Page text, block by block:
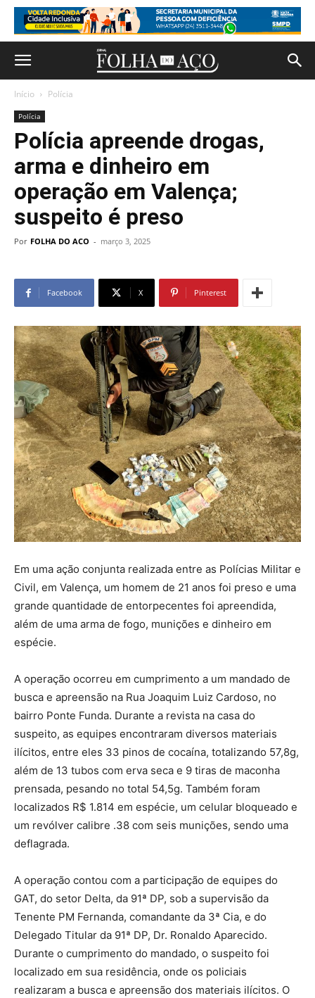
Início Polícia
Polícia
Polícia apreende drogas,
arma e dinheiro em
operação em Valença;
suspeito é preso
Por FOLHA DO ACO - março 3, 2025
Facebook X Pinterest
Em uma ação conjunta realizada entre as Polícias Militar e
Civil, em Valença, um homem de 21 anos foi preso e uma
grande quantidade de entorpecentes foi apreendida,
além de uma arma de fogo, munições e dinheiro em
espécie.
A operação ocorreu em cumprimento a um mandado de
busca e apreensão na Rua Joaquim Luiz Cardoso, no
bairro Ponte Funda. Durante a revista na casa do
suspeito, as equipes encontraram diversos materiais
ilícitos, entre eles 33 pinos de cocaína, totalizando 57,8g,
além de 13 tubos com erva seca e 9 tiras de maconha
prensada, pesando no total 54,5g. Também foram
localizados R$ 1.814 em espécie, um celular bloqueado e
um revólver calibre .38 com seis munições, sendo uma
deflagrada.
A operação contou com a participação de equipes do
GAT, do setor Delta, da 91ª DP, sob a supervisão da
Tenente PM Fernanda, comandante da 3ª Cia, e do
Delegado Titular da 91ª DP, Dr. Ronaldo Aparecido.
Durante o cumprimento do mandado, o suspeito foi
localizado em sua residência, onde os policiais
realizaram a busca e apreensão dos materiais ilícitos. O